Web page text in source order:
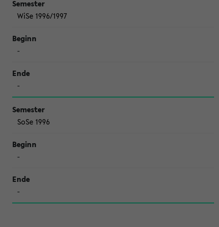
WiSe 1996/1997
-
-
SoSe 1996
-
-